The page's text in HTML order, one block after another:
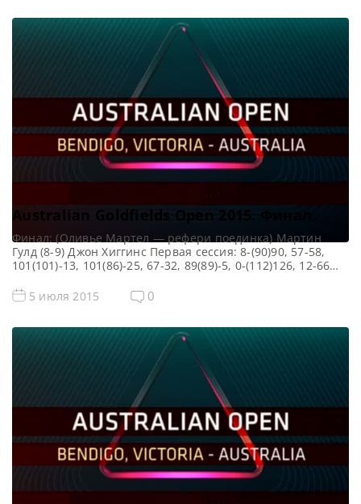
трудом выиграл лишь одну, в то время как англичанин-
очкарик сиял с сериями […]
Australian Goldfields Open 2015. Финал
Финал: (Оливье Мартел — рефери поединка) Мартин
Гулд (8-9) Джон Хиггинс Первая сессия: 8-(90)90, 57-58,
101(101)-13, 101(86)-25, 67-32, 89(89)-5, 0-(112)126, 12-66
70(55)-45, 100(58)-1, 33-(60)92, 68-54, 8-(89)89 Сенчури:
Рики Уолден — 142 Марк Селби — 141 Мартин Гулд —
5 июля 2015 0